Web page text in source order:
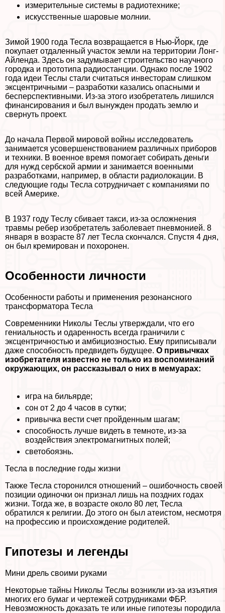
измерительные системы в радиотехнике;
искусственные шаровые молнии.
Зимой 1900 года Тесла возвращается в Нью-Йорк, где
покупает отдаленный участок земли на территории Лонг-
Айленда. Здесь он задумывает строительство научного
городка и прототипа радиостанции. Однако после 1902
года идеи Теслы стали считаться инвесторам слишком
эксцентричными – разработки казались опасными и
бесперспективными. Из-за этого изобретатель лишился
финансирования и был вынужден продать землю и
свернуть проект.
До начала Первой мировой войны исследователь
занимается усовершенствованием различных приборов
и техники. В военное время помогает собирать деньги
для нужд сербской армии и занимается военными
разработками, например, в области радиолокации. В
следующие годы Тесла сотрудничает с компаниями по
всей Америке.
В 1937 году Теслу сбивает такси, из-за осложнения
травмы ребер изобретатель заболевает пневмонией. 8
января в возрасте 87 лет Тесла скончался. Спустя 4 дня,
он был кремирован и похоронен.
Особенности личности
Особенности работы и применения резонансного
трaнcформатора Тесла
Современники Николы Теслы утверждали, что его
гениальность и одаренность всегда граничили с
эксцентричностью и амбициозностью. Ему приписывали
даже способность предвидеть будущее. О привычках
изобретателя известно не только из воспоминаний
окружающих, он рассказывал о них в мемуарах:
игра на бильярде;
сон от 2 до 4 часов в сутки;
привычка вести счет пройденным шагам;
способность лучше видеть в темноте, из-за
воздействия электромагнитных полей;
светобоязнь.
Тесла в последние годы жизни
Также Тесла сторонился отношений – ошибочность своей
позиции одиночки он признал лишь на поздних годах
жизни. Тогда же, в возрасте около 80 лет, Тесла
обратился к религии. До этого он был атеистом, несмотря
на профессию и происхождение родителей.
Гипотезы и легенды
Мини дрель своими руками
Некоторые тайны Николы Теслы возникли из-за изъятия
многих его бумаг и чертежей сотрудниками ФБР.
Невозможность доказать те или иные гипотезы породила